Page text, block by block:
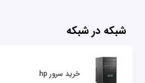
شبکه در شبکه
خرید سرور hp